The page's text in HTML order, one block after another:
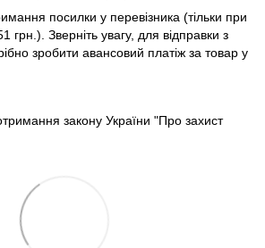
посилки у перевізника (тільки при
грн.). Зверніть увагу, для відправки з
зробити авансовий платіж за товар у
закону України "Про захист